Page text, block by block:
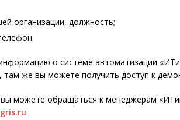
организации, должность;
о системе автоматизации
там же вы можете получить доступ к
можете обращаться к менеджерам
.